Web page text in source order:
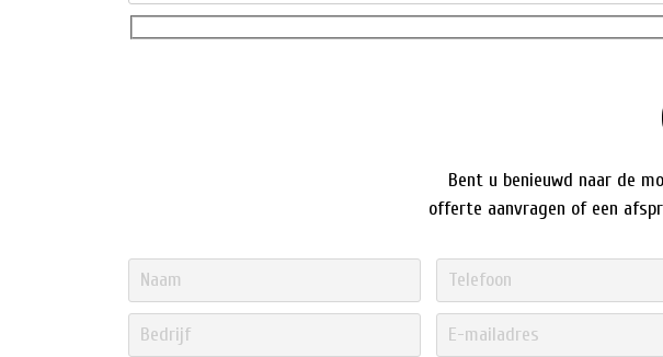
Bent u benieuwd naar de
offerte aanvragen of een